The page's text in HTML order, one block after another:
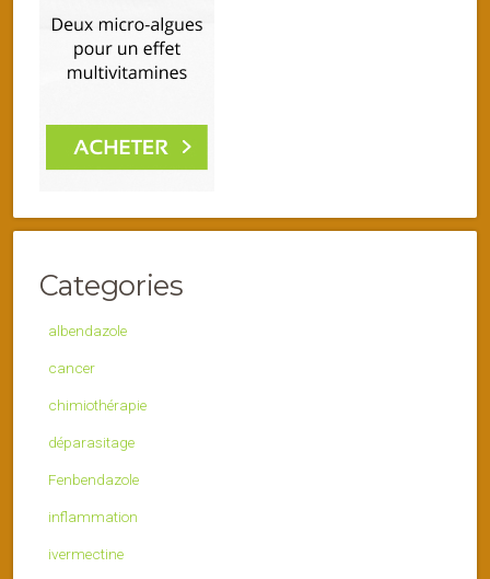
Categories
albendazole
cancer
chimiothérapie
déparasitage
Fenbendazole
inflammation
ivermectine